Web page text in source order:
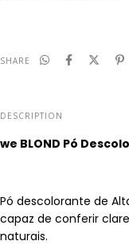
SHARE
DESCRIPTION
we BLOND Pó
Pó descolorante de
capaz de conferir
naturais.